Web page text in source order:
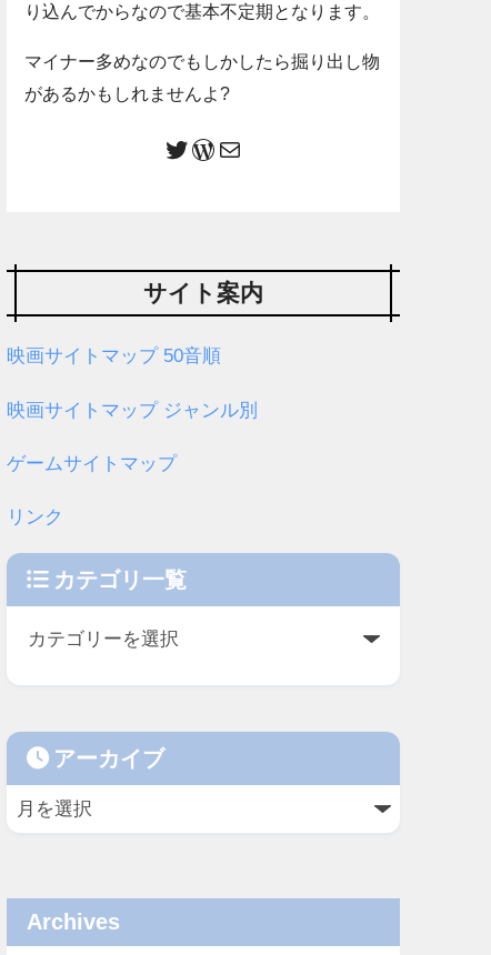
り込んでからなので基本不定期となります。
マイナー多めなのでもしかしたら掘り出し物
があるかもしれませんよ?
サイト案内
映画サイトマップ 50音順
映画サイトマップ ジャンル別
ゲームサイトマップ
リンク
カテゴリ一覧
アーカイブ
Archives